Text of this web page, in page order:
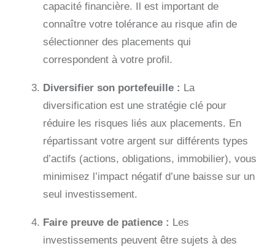
capacité financière. Il est important de
connaître votre tolérance au risque afin de
sélectionner des placements qui
correspondent à votre profil.
Diversifier son portefeuille : La
diversification est une stratégie clé pour
réduire les risques liés aux placements. En
répartissant votre argent sur différents types
d’actifs (actions, obligations, immobilier), vous
minimisez l’impact négatif d’une baisse sur un
seul investissement.
Faire preuve de patience : Les
investissements peuvent être sujets à des